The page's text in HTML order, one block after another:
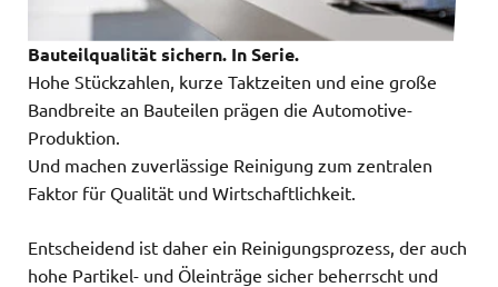
Bauteilqualität sichern. In Serie.
Hohe Stückzahlen, kurze Taktzeiten und eine große
Bandbreite an Bauteilen prägen die Automotive-
Produktion.
Und machen zuverlässige Reinigung zum zentralen
Faktor für Qualität und Wirtschaftlichkeit.
Entscheidend ist daher ein Reinigungsprozess, der auch
hohe Partikel- und Öleinträge sicher beherrscht und